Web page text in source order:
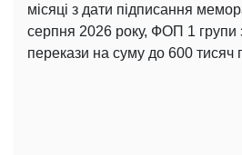
місяці з дати підписання
серпня 2026 року, ФОП 1 групи
перекази на суму до 600 тисяч